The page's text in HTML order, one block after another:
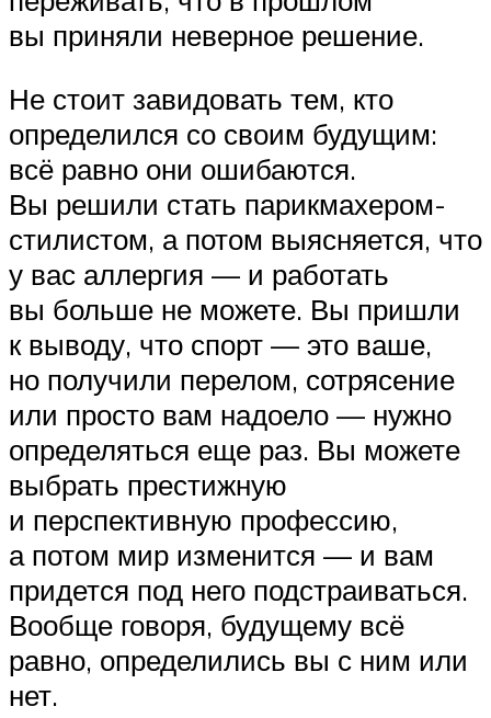
вы приняли неверное решение.
Не стоит завидовать тем, кто
определился со своим будущим:
всё равно они ошибаются.
Вы решили стать парикмахером-
стилистом, а потом выясняется, что
у вас аллергия — и работать
вы больше не можете. Вы пришли
к выводу, что спорт — это ваше,
но получили перелом, сотрясение
или просто вам надоело — нужно
определяться еще раз. Вы можете
выбрать престижную
и перспективную профессию,
а потом мир изменится — и вам
придется под него подстраиваться.
Вообще говоря, будущему всё
равно, определились вы с ним или
нет.